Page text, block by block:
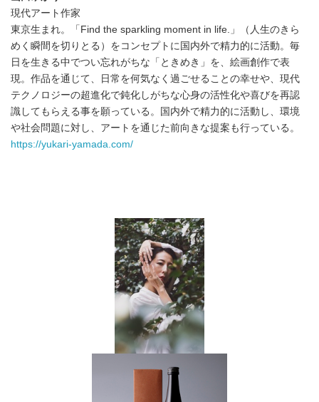
現代アート作家
東京生まれ。「Find the sparkling moment in life.」（人生のきら
めく瞬間を切りとる）をコンセプトに国内外で精力的に活動。毎
日を生きる中でつい忘れがちな「ときめき」を、絵画創作で表
現。作品を通じて、日常を何気なく過ごせることの幸せや、現代
テクノロジーの超進化で鈍化しがちな心身の活性化や喜びを再認
識してもらえる事を願っている。国内外で精力的に活動し、環境
や社会問題に対し、アートを通じた前向きな提案も行っている。
https://yukari-yamada.com/